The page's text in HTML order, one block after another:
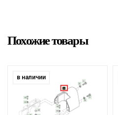
Похожие товары
в наличии